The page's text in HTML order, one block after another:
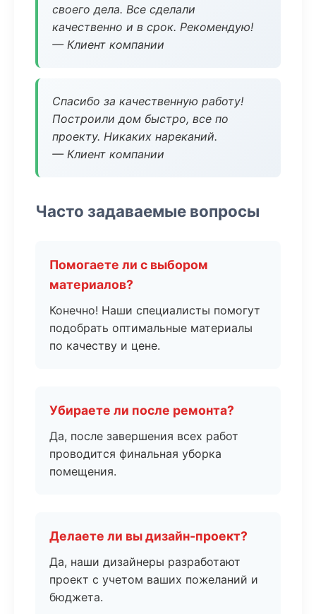
своего дела. Все сделали
качественно и в срок. Рекомендую!
— Клиент компании
Спасибо за качественную работу!
Построили дом быстро, все по
проекту. Никаких нареканий.
— Клиент компании
Часто задаваемые вопросы
Помогаете ли с выбором
материалов?
Конечно! Наши специалисты помогут
подобрать оптимальные материалы
по качеству и цене.
Убираете ли после ремонта?
Да, после завершения всех работ
проводится финальная уборка
помещения.
Делаете ли вы дизайн-проект?
Да, наши дизайнеры разработают
проект с учетом ваших пожеланий и
бюджета.